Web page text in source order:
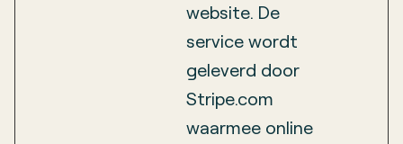
website. De
service wordt
geleverd door
Stripe.com
waarmee online